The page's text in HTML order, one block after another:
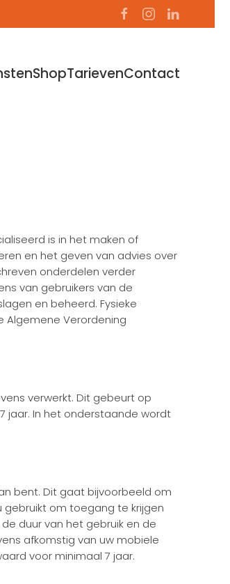
ShopTarievenContact
is in het maken of
en het geven van advies over
onderdelen verder
van gebruikers van de
en beheerd. Fysieke
Algemene Verordening
verwerkt. Dit gebeurt op
jaar. In het onderstaande wordt
bent. Dit gaat bijvoorbeeld om
om toegang te krijgen
duur van het gebruik en de
afkomstig van uw mobiele
voor minimaal 7 jaar.